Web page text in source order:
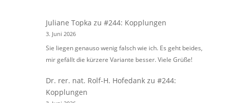
Juliane Topka zu#244: Kopplungen
3. Juni 2026
Sie liegen genauso wenig falsch wie ich. Es geht beides,
mir gefällt die kürzere Variante besser. Viele Grüße!
Dr. rer. nat. Rolf-H. Hofedank zu#244:
Kopplungen